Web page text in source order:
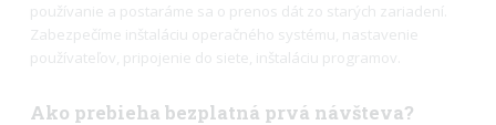
používanie a postaráme sa o prenos dát zo starých zariadení.
Zabezpečíme inštaláciu operačného systému, nastavenie
používateľov, pripojenie do siete, inštaláciu programov.
Ako prebieha bezplatná prvá návšteva?